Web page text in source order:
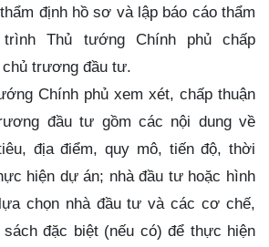
định hồ sơ và lập báo cáo thẩm
trình Thủ tướng Chính phủ chấp
chủ trương đầu tư.
Chính phủ xem xét, chấp thuận
đầu tư gồm các nội dung về
địa điểm, quy mô, tiến độ, thời
hiện dự án; nhà đầu tư hoặc hình
chọn nhà đầu tư và các cơ chế,
sách đặc biệt (nếu có) để thực hiện